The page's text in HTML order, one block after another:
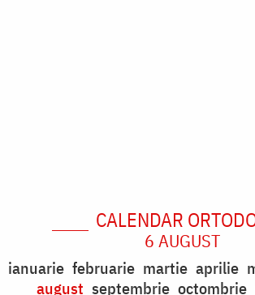
CALENDAR
6 AUGUST
ianuarie februarie martie aprilie
august septembrie octombrie